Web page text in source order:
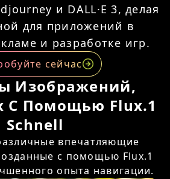
и DALL·E 3, делая
для приложений в
и разработке игр.
сейчас
Изображений,
С Помощью Flux.1
Schnell
впечатляющие
с помощью Flux.1
опыта навигации.